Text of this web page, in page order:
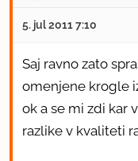
5. jul 2011 7:10
Saj ravno zato
omenjene krogle
ok a se mi zdi kar
razlike v kvaliteti